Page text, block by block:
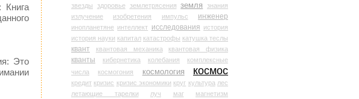
Книга
Это
звезды
здоровье землетрясения земля
знания
излучение
изобретения импульс инженер
инопланетяне интеллект исследования история
история науки капитал катастрофы катушка теслы
квант квантовая механика квантовая физика
кванты кибернетика колебания
комплексные
числа
космогония космология космос
кредит кризис кризис экономики круг культура лес
летающие тарелки
луч маг магнетизм